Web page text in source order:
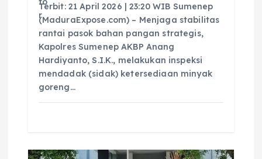
Terbit: 21 April 2026 | 23:20 WIB Sumenep
(MaduraExpose.com) – Menjaga stabilitas
rantai pasok bahan pangan strategis,
Kapolres Sumenep AKBP Anang
Hardiyanto, S.I.K., melakukan inspeksi
mendadak (sidak) ketersediaan minyak
goreng…